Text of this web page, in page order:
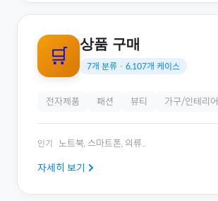
🛒 상품 구매
7개 분류 · 6,107개 케이스
전자제품 패션 뷰티 가구/인테리어
인기 노트북, 스마트폰, 의류...
자세히 보기